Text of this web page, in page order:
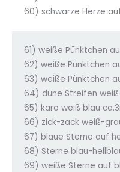
60) schwarze Herze
61) weiße Pünktchen
62) weiße Pünktchen
63) weiße Pünktchen
64) düne Streifen
65) karo weiß blau
66) zick-zack weiß-
67) blaue Sterne auf
68) Sterne blau-
69) weiße Sterne auf